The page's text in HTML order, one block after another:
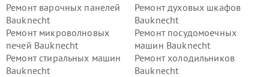
Ремонт варочных панелей
Bauknecht
Ремонт духовых шкафов
Bauknecht
Ремонт микроволновых
печей Bauknecht
Ремонт посудомоечных
машин Bauknecht
Ремонт стиральных машин
Bauknecht
Ремонт холодильников
Bauknecht